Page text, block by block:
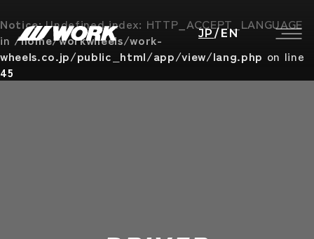
Notice: Undefined index: HTTP_ACCEPT_LANGUAGE
in /home/workwheels/work-
wheels.co.jp/public_html/app/view/lang.php on line
45
JP / EN